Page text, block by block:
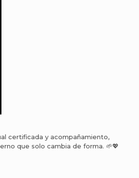
certificada y acompañamiento,
que solo cambia de forma. 🌱💖